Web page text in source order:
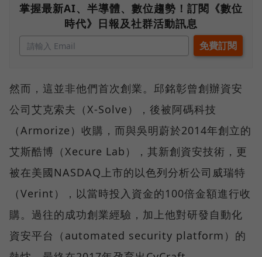
掌握最新AI、半導體、數位趨勢！訂閱《數位
時代》日報及社群活動訊息
然而，這並非他們首次創業。邱銘彰曾創辦資安
公司艾克索夫（X-Solve），後被阿碼科技
（Armorize）收購，而與吳明蔚於2014年創立的
艾斯酷博（Xecure Lab），其新創資安技術，更
被在美國NASDAQ上市的以色列分析公司威瑞特
（Verint），以當時投入資金的100倍金額進行收
購。過往的成功創業經驗，加上他對研發自動化
資安平台（automated security platform）的